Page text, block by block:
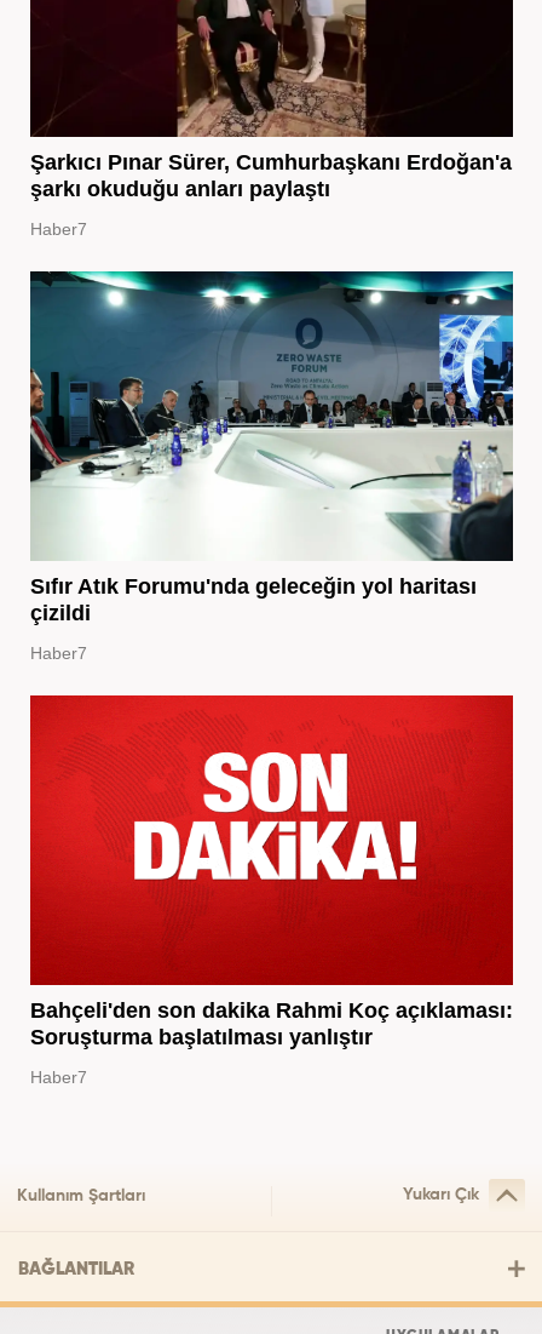
Şarkıcı Pınar Sürer, Cumhurbaşkanı Erdoğan'a
şarkı okuduğu anları paylaştı
Haber7
Sıfır Atık Forumu'nda geleceğin yol haritası
çizildi
Haber7
Bahçeli'den son dakika Rahmi Koç açıklaması:
Soruşturma başlatılması yanlıştır
Haber7
Kullanım Şartları Yukarı Çık
BAĞLANTILAR